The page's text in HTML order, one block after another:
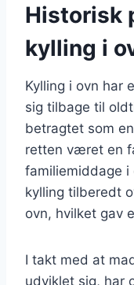
Historisk
kylling i
Kylling i ovn har
sig tilbage til
betragtet som
retten været en
familiemiddage i
kylling tilberedt
ovn, hvilket gav
I takt med at
udviklet sig, har